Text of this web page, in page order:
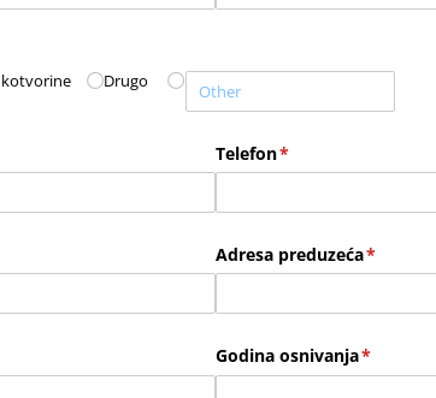
Drugo
Telefon*
(required)
Adresa preduzeća*
(required)
Godina osnivanja*
(required)